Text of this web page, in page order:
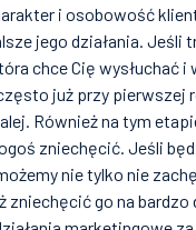
i osobowość
jego działania. Jeśli
chce Cię wysłuchać i
już przy pierwszej
Również na tym
zniechęcić. Jeśli
nie tylko nie
zniechęcić go na bardzo